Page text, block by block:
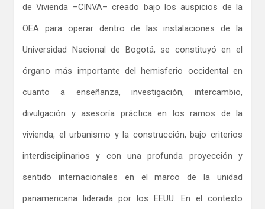
de Vivienda –CINVA– creado bajo los auspicios de la
OEA para operar dentro de las instalaciones de la
Universidad Nacional de Bogotá, se constituyó en el
órgano más importante del hemisferio occidental en
cuanto a enseñanza, investigación, intercambio,
divulgación y asesoría práctica en los ramos de la
vivienda, el urbanismo y la construcción, bajo criterios
interdisciplinarios y con una profunda proyección y
sentido internacionales en el marco de la unidad
panamericana liderada por los EEUU. En el contexto